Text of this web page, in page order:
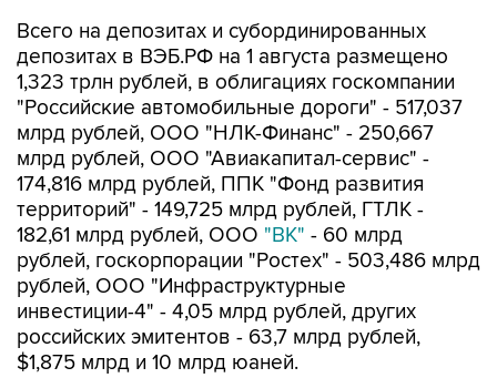
Всего на депозитах и субординированных
депозитах в ВЭБ.РФ на 1 августа размещено
1,323 трлн рублей, в облигациях госкомпании
"Российские автомобильные дороги" - 517,037
млрд рублей, ООО "НЛК-Финанс" - 250,667
млрд рублей, ООО "Авиакапитал-сервис" -
174,816 млрд рублей, ППК "Фонд развития
территорий" - 149,725 млрд рублей, ГТЛК -
182,61 млрд рублей, ООО "ВК" - 60 млрд
рублей, госкорпорации "Ростех" - 503,486 млрд
рублей, ООО "Инфраструктурные
инвестиции-4" - 4,05 млрд рублей, других
российских эмитентов - 63,7 млрд рублей,
$1,875 млрд и 10 млрд юаней.